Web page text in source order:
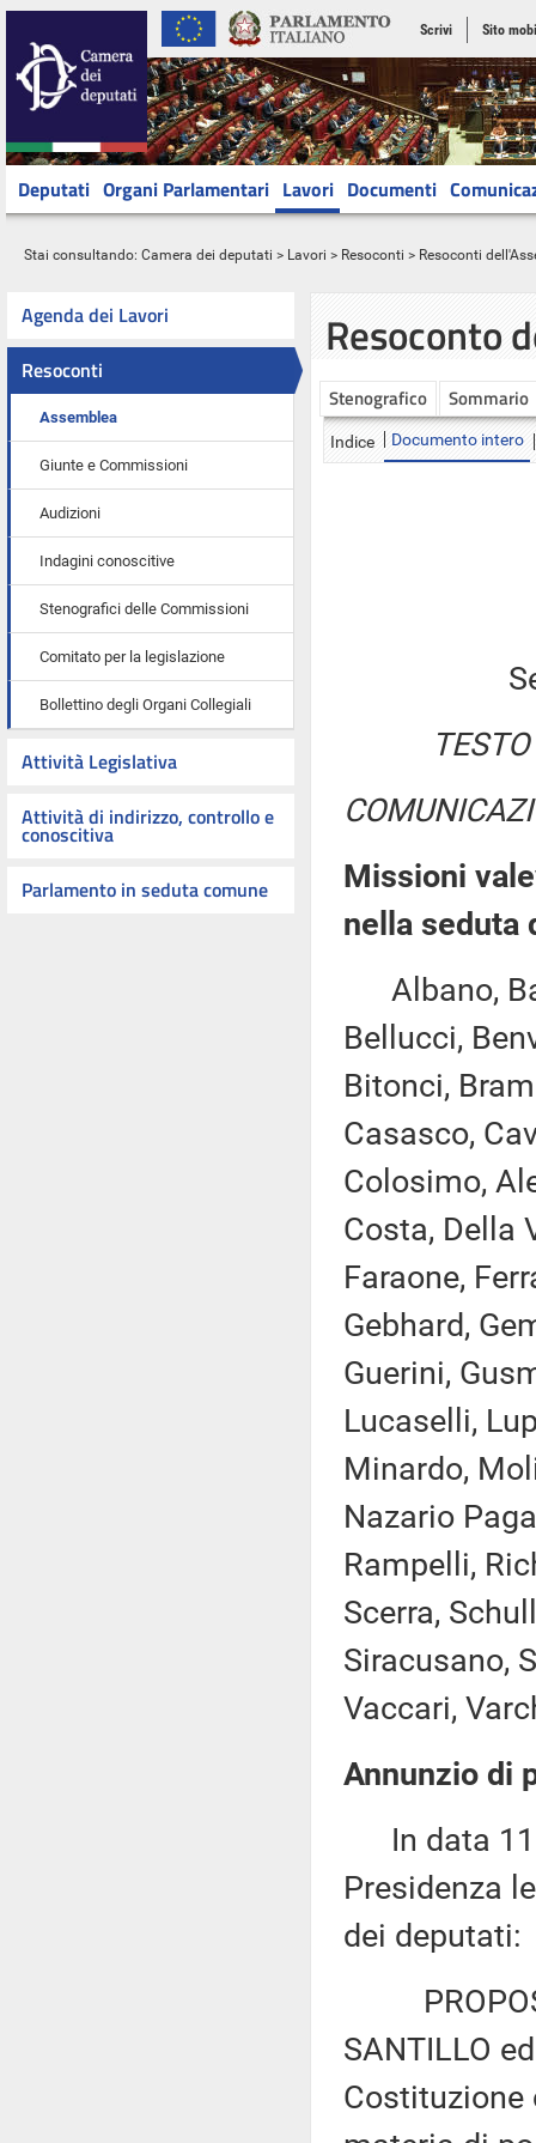
Scrivi Sito
Deputati Organi Parlamentari Lavori Documenti
Stai consultando: Camera dei deputati > Lavori > Resoconti > Resoconti
Agenda dei Lavori
Resoconti
Assemblea
Giunte e Commissioni
Audizioni
Indagini conoscitive
Stenografici delle Commissioni
Comitato per la legislazione
Bollettino degli Organi Collegiali
Attività Legislativa
Attività di indirizzo, controllo e
conoscitiva
Parlamento in seduta comune
Resoconto
Stenografico Sommario
Indice Documento intero
Missioni
nella seduta
Albano,
Bellucci,
Bitonci,
Casasco,
Colosimo,
Costa, Della
Faraone,
Gebhard,
Guerini,
Lucaselli,
Minardo,
Nazario
Rampelli,
Scerra,
Siracusano,
Vaccari,
Annunzio di
In data 11
Presidenza
dei deputati:
SANTILLO